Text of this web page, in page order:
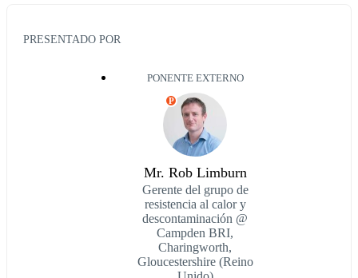
PRESENTADO POR
PONENTE EXTERNO
P
Mr. Rob Limburn
Gerente del grupo de
resistencia al calor y
descontaminación @
Campden BRI,
Charingworth,
Gloucestershire (Reino